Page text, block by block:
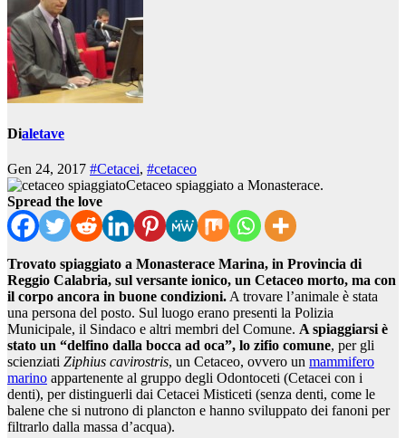
Dialetave
Gen 24, 2017 #Cetacei, #cetaceo
Cetaceo spiaggiato a Monasterace.
Spread the love
Trovato spiaggiato a Monasterace Marina, in Provincia di
Reggio Calabria, sul versante ionico, un Cetaceo morto, ma con
il corpo ancora in buone condizioni.A trovare l’animale è stata
una persona del posto. Sul luogo erano presenti la Polizia
Municipale, il Sindaco e altri membri del Comune. A spiaggiarsi è
stato un “delfino dalla bocca ad oca”, lo zifio comune, per gli
scienziati Ziphius cavirostris, un Cetaceo, ovvero un mammifero
marino appartenente al gruppo degli Odontoceti (Cetacei con i
denti), per distinguerli dai Cetacei Misticeti (senza denti, come le
balene che si nutrono di plancton e hanno sviluppato dei fanoni per
filtrarlo dalla massa d’acqua).